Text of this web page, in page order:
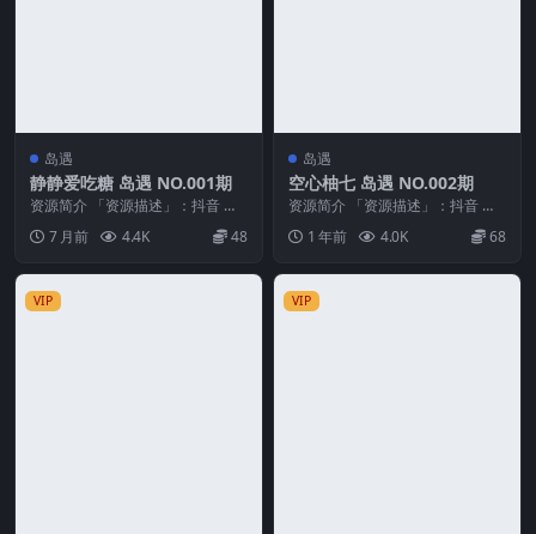
岛遇
静静爱吃糖 岛遇 NO.001期
资源简介 「资源描述」：抖音 静
静爱吃糖 岛遇 NO.001期 【9P8
V】 「...
7 月前 4.4K 48
岛遇
空心柚七 岛遇 NO.002期
资源简介 「资源描述」：抖音 空
心柚七 岛遇 NO.002期 【14P1V】
「...1 年前 4.0K 68
VIP VIP